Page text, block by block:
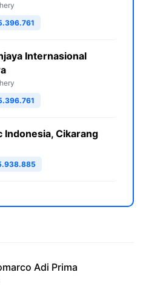
Internasional
Indonesia, Cikarang
Adi Prima